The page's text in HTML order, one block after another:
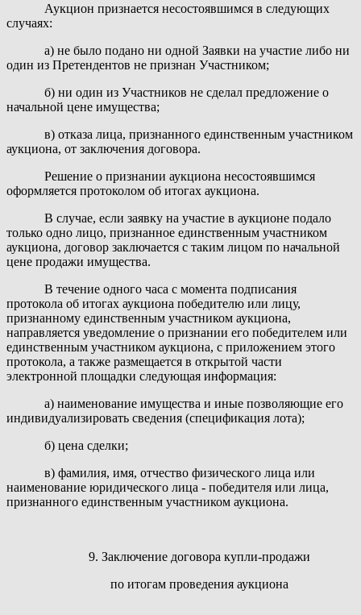
Аукцион признается несостоявшимся в следующих
случаях:
а) не было подано ни одной Заявки на участие либо ни
один из Претендентов не признан Участником;
б) ни один из Участников не сделал предложение о
начальной цене имущества;
в) отказа лица, признанного единственным участником
аукциона, от заключения договора.
Решение о признании аукциона несостоявшимся
оформляется протоколом об итогах аукциона.
В случае, если заявку на участие в аукционе подало
только одно лицо, признанное единственным участником
аукциона, договор заключается с таким лицом по начальной
цене продажи имущества.
В течение одного часа с момента подписания
протокола об итогах аукциона победителю или лицу,
признанному единственным участником аукциона,
направляется уведомление о признании его победителем или
единственным участником аукциона, с приложением этого
протокола, а также размещается в открытой части
электронной площадки следующая информация:
а) наименование имущества и иные позволяющие его
индивидуализировать сведения (спецификация лота);
б) цена сделки;
в) фамилия, имя, отчество физического лица или
наименование юридического лица - победителя или лица,
признанного единственным участником аукциона.
9. Заключение договора купли-продажи
по итогам проведения аукциона